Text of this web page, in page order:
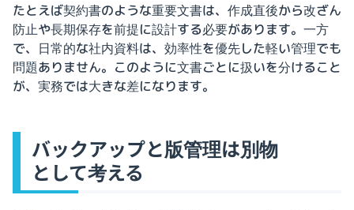
たとえば契約書のような重要文書は、作成直後から改ざん
防止や長期保存を前提に設計する必要があります。一方
で、日常的な社内資料は、効率性を優先した軽い管理でも
問題ありません。このように文書ごとに扱いを分けること
が、実務では大きな差になります。
バックアップと版管理は別物
として考える